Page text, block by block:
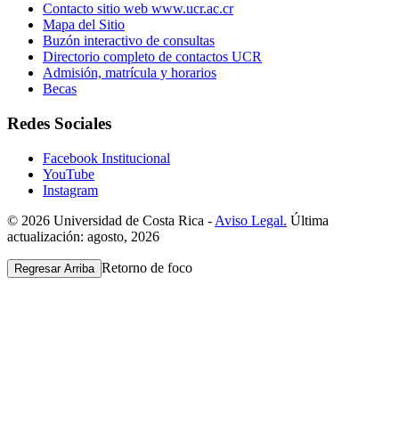
Contacto sitio web www.ucr.ac.cr
Mapa del Sitio
Buzón interactivo de consultas
Directorio completo de contactos UCR
Admisión, matrícula y horarios
Becas
Redes Sociales
Facebook Institucional
YouTube
Instagram
© 2026 Universidad de Costa Rica - Aviso Legal. Última
actualización: agosto, 2026
Regresar Arriba Retorno de foco